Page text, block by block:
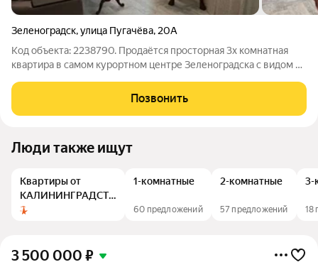
Зеленоградск,улица Пугачёва, 20А
Код объекта: 2238790. Продаётся просторная 3х комнатная
квартира в самом курортном центре Зеленоградска с видом на
расположена на 1 этаже кирпичного дома. Отличный вариант
для комфортного проживания у
Позвонить
Люди также ищут
Квартиры от
КАЛИНИНГРАДСТРОЙ
ИНВЕСТ
1-комнатные
60 предложений
2-комнатные
57 предложений
3-
18
3 500 000 ₽